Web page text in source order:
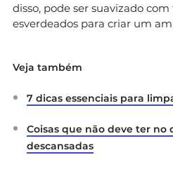
disso, pode ser suavizado
esverdeados para criar um
Veja também
7 dicas essenciais para
Coisas que não deve ter
descansadas